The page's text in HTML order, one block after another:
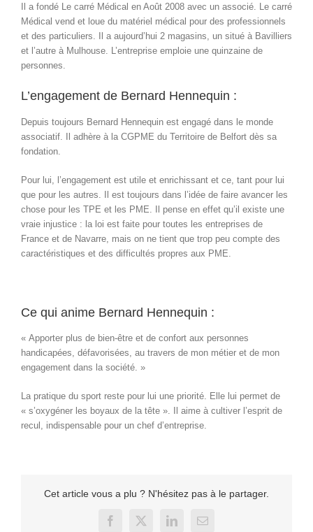
Il a fondé Le carré Médical en Août 2008 avec un associé. Le carré
Médical vend et loue du matériel médical pour des professionnels
et des particuliers. Il a aujourd’hui 2 magasins, un situé à Bavilliers
et l’autre à Mulhouse. L’entreprise emploie une quinzaine de
personnes.
L’engagement de Bernard Hennequin :
Depuis toujours Bernard Hennequin est engagé dans le monde
associatif. Il adhère à la CGPME du Territoire de Belfort dès sa
fondation.
Pour lui, l’engagement est utile et enrichissant et ce, tant pour lui
que pour les autres. Il est toujours dans l’idée de faire avancer les
chose pour les TPE et les PME. Il pense en effet qu’il existe une
vraie injustice : la loi est faite pour toutes les entreprises de
France et de Navarre, mais on ne tient que trop peu compte des
caractéristiques et des difficultés propres aux PME.
Ce qui anime Bernard Hennequin :
« Apporter plus de bien-être et de confort aux personnes
handicapées, défavorisées, au travers de mon métier et de mon
engagement dans la société. »
La pratique du sport reste pour lui une priorité. Elle lui permet de
« s’oxygéner les boyaux de la tête ». Il aime à cultiver l’esprit de
recul, indispensable pour un chef d’entreprise.
Cet article vous a plu ? N'hésitez pas à le partager.
Facebook
X LinkedInEmail